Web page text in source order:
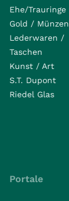
Ehe/Trauringe
Gold / Münzen
Lederwaren /
Taschen
Kunst / Art
S.T. Dupont
Riedel Glas
Portale